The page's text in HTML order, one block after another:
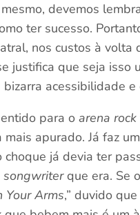
devemos
ter sucesso.
nos custos à volta
justifica que seja isso
acessibilidade
para oarena rock
apurado. Já faz
choque já devia ter
songwriterque era. Se
Your Arms,” duvido